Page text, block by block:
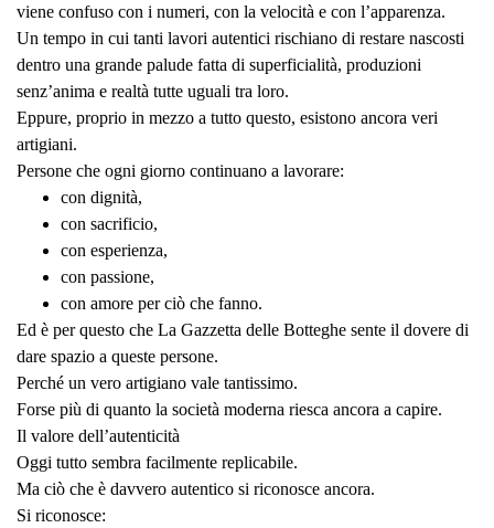
viene confuso con i numeri, con la velocità e con l’apparenza.
Un tempo in cui tanti lavori autentici rischiano di restare nascosti
dentro una grande palude fatta di superficialità, produzioni
senz’anima e realtà tutte uguali tra loro.
Eppure, proprio in mezzo a tutto questo, esistono ancora veri
artigiani.
Persone che ogni giorno continuano a lavorare:
con dignità,
con sacrificio,
con esperienza,
con passione,
con amore per ciò che fanno.
Ed è per questo che La Gazzetta delle Botteghe sente il dovere di
dare spazio a queste persone.
Perché un vero artigiano vale tantissimo.
Forse più di quanto la società moderna riesca ancora a capire.
Il valore dell’autenticità
Oggi tutto sembra facilmente replicabile.
Ma ciò che è davvero autentico si riconosce ancora.
Si riconosce: